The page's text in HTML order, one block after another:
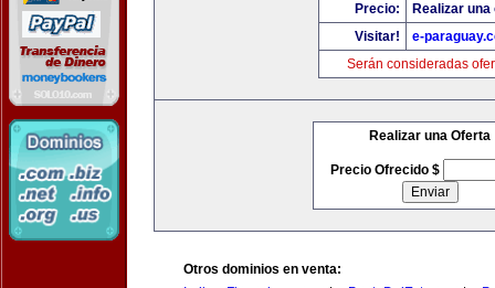
Precio:
Realizar
Visitar!
e-
Serán consideradas
Realizar una Oferta
Precio Ofrecido $
Otros dominios en venta: